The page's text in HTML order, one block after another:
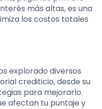
más altas, es una
los costos totales
explorado diversos
crediticio, desde su
para mejorarlo.
afectan tu puntaje y